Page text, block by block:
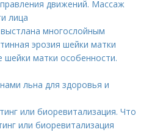
движений. Массаж
лица
многослойным
эрозия шейки матки
шейки матки особенности.
льна для здоровья и
или биоревитализация. Что
или биоревитализация